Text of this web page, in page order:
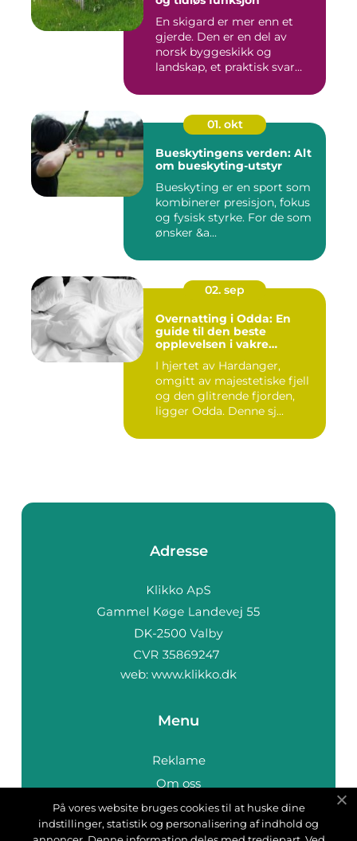
En skigard er mer enn et
gjerde. Den er en del av
norsk byggeskikk og
landskap, et praktisk svar
01. okt
Bueskytingens verden: Alt
om bueskyting-utstyr
Bueskyting er en sport som
kombinerer presisjon, fokus
og fysisk styrke. For de som
ønsker &a...
02. sep
Overnatting i Odda: En
guide til den beste
opplevelsen i vakre
I hjertet av Hardanger,
omgitt av majestetiske fjell
og den glitrende fjorden,
ligger Odda. Denne sj...
Adresse
web: www.klikko.dk
Menu
Reklame
Om oss
Cookies
Kontakt Oss
På vores website bruges cookies til at huske dine
indstillinger, statistik og personalisering af indhold og